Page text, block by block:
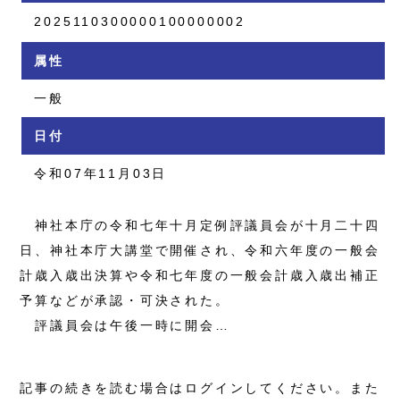
2025110300000100000002
属性
一般
日付
令和07年11月03日
神社本庁の令和七年十月定例評議員会が十月二十四
日、神社本庁大講堂で開催され、令和六年度の一般会
計歳入歳出決算や令和七年度の一般会計歳入歳出補正
予算などが承認・可決された。
評議員会は午後一時に開会…
記事の続きを読む場合はログインしてください。また